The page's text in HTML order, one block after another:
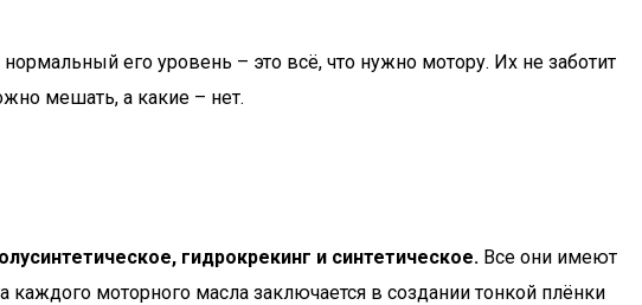
его уровень – это всё, что нужно мотору. Их не заботит
мешать, а какие – нет.
гидрокрекинг и синтетическое. Все они имеют
моторного масла заключается в создании тонкой плёнки